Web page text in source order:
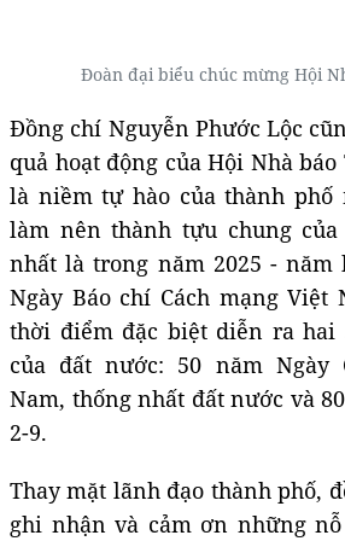
Đoàn đại biểu chúc mừng Hội
Đồng chí Nguyễn Phước Lộc
quả hoạt động của Hội Nhà
là niềm tự hào của thành phố
làm nên thành tựu chung
nhất là trong năm 2025 - năm
Ngày Báo chí Cách mạng Việt
thời điểm đặc biệt diễn ra hai
của đất nước: 50 năm Ngày
Nam, thống nhất đất nước và
2-9.
Thay mặt lãnh đạo thành phố,
ghi nhận và cảm ơn những